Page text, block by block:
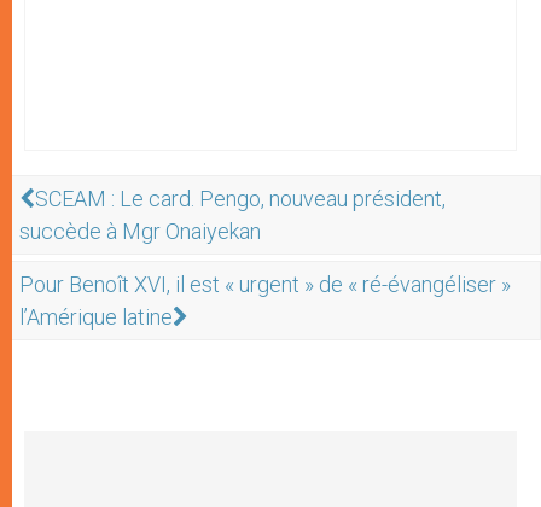
SCEAM : Le card. Pengo, nouveau président,
succède à Mgr Onaiyekan
Pour Benoît XVI, il est « urgent » de « ré-évangéliser »
l’Amérique latine